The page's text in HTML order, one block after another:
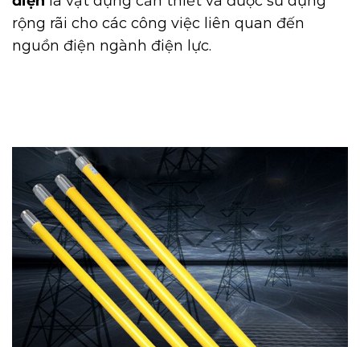
rộng rãi cho các công việc liên quan đến
nguồn điện ngành điện lực.